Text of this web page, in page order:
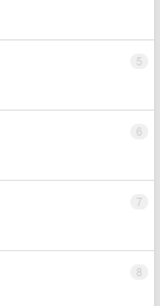
5
6
7
8